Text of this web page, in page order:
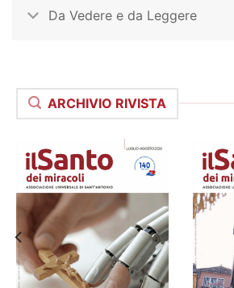
Da Vedere e da Leggere
ARCHIVIO RIVISTA